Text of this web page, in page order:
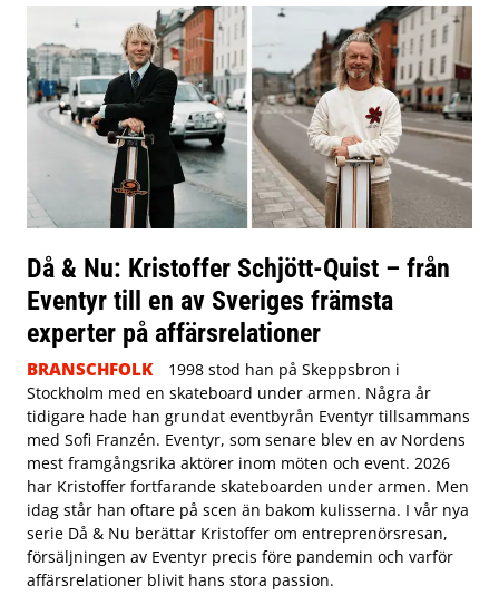
Då & Nu: Kristoffer Schjött-Quist – från
Eventyr till en av Sveriges främsta
experter på affärsrelationer
BRANSCHFOLK
1998 stod han på Skeppsbron i
Stockholm med en skateboard under armen. Några år
tidigare hade han grundat eventbyrån Eventyr tillsammans
med Sofi Franzén. Eventyr, som senare blev en av Nordens
mest framgångsrika aktörer inom möten och event. 2026
har Kristoffer fortfarande skateboarden under armen. Men
idag står han oftare på scen än bakom kulisserna. I vår nya
serie Då & Nu berättar Kristoffer om entreprenörsresan,
försäljningen av Eventyr precis före pandemin och varför
affärsrelationer blivit hans stora passion.